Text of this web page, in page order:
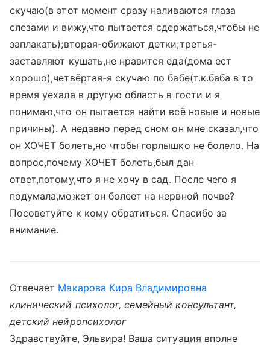
скучаю(в этот момент сразу наливаются глаза
слезами и вижу,что пытается сдержаться,чтобы не
заплакать);вторая-обижают детки;третья-
заставляют кушать,не нравится еда(дома ест
хорошо),четвёртая-я скучаю по бабе(т.к.баба в то
время уехала в другую область в гости и я
понимаю,что он пытается найти всё новые и новые
причины). А недавно перед сном он мне сказал,что
он ХОЧЕТ болеть,но чтобы горлышко не болело. На
вопрос,почему ХОЧЕТ болеть,был дан
ответ,потому,что я не хочу в сад. После чего я
подумала,может он болеет на нервной почве?
Посоветуйте к кому обратиться. Спасибо за
внимание.
Отвечает Макарова Кира Владимировна
клинический психолог, семейный консультант,
детский нейропсихолог
Здравствуйте, Эльвира! Ваша ситуация вполне